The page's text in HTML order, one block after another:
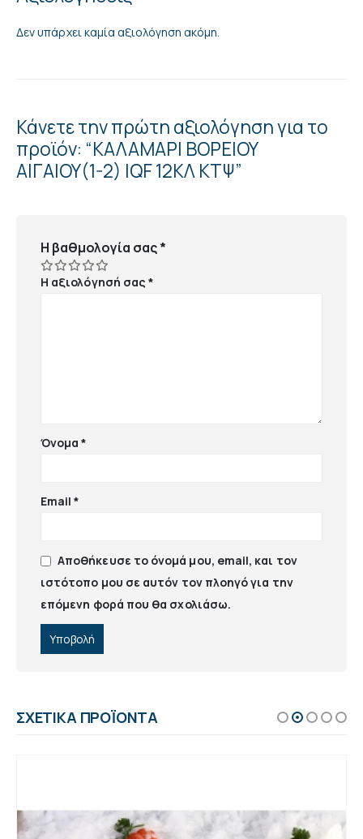
Δεν υπάρχει καμία αξιολόγηση ακόμη.
Κάνετε την πρώτη αξιολόγηση για το
προϊόν: “ΚΑΛΑΜΑΡΙ ΒΟΡΕΙΟΥ
ΑΙΓΑΙΟΥ(1-2) IQF 12ΚΛ ΚΤΨ”
Η βαθμολογία σας*
Η αξιολόγησή σας*
Όνομα*
Email*
Αποθήκευσε το όνομά μου, email, και τον
ιστότοπο μου σε αυτόν τον πλοηγό για την
επόμενη φορά που θα σχολιάσω.
ΣΧΕΤΙΚΆ ΠΡΟΪΌΝΤΑ